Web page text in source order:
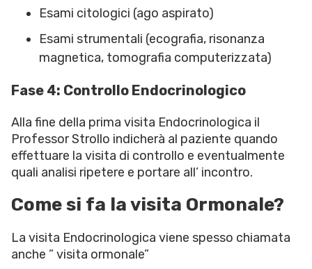
Esami citologici (ago aspirato)
Esami strumentali (ecografia, risonanza
magnetica, tomografia computerizzata)
Fase 4: Controllo Endocrinologico
Alla fine della prima visita Endocrinologica il
Professor Strollo indicherà al paziente quando
effettuare la visita di controllo e eventualmente
quali analisi ripetere e portare all’ incontro.
Come si fa la visita Ormonale?
La visita Endocrinologica viene spesso chiamata
anche ” visita ormonale”